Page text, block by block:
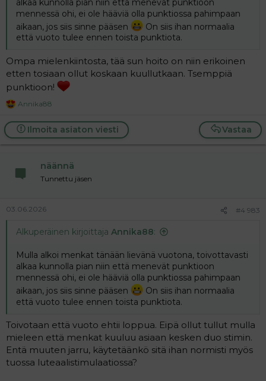
mennessä ohi, ei ole hääviä olla punktiossa pahimpaan
aikaan, jos siis sinne pääsen
On siis ihan normaalia
että vuoto tulee ennen toista punktiota.
Ompa mielenkiintosta, tää sun hoito on niin erikoinen
etten tosiaan ollut koskaan kuullutkaan. Tsemppiä
punktioon!
R
a
c
t
Annika88
Vastaa
Ilmoita asiaton viesti
näännä
Tunnettu jäsen
03.06.2026 #4 983
Alkuperäinen kirjoittaja Annika88:
Mulla alkoi menkat tänään lievänä vuotona, toivottavasti
alkaa kunnolla pian niin että menevät punktioon
mennessä ohi, ei ole hääviä olla punktiossa pahimpaan
aikaan, jos siis sinne pääsen
On siis ihan normaalia
että vuoto tulee ennen toista punktiota.
Toivotaan että vuoto ehtii loppua. Eipä ollut tullut mulla
mieleen että menkat kuuluu asiaan kesken duo stimin.
Entä muuten jarru, käytetäänkö sitä ihan normisti myös
tuossa luteaalistimulaatiossa?